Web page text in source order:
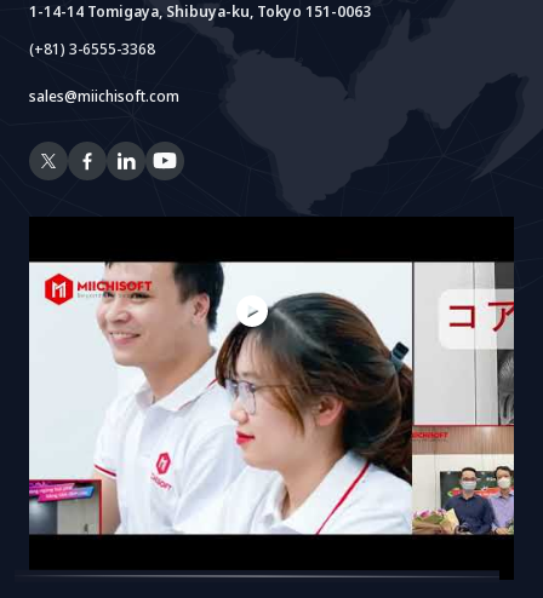
1-14-14 Tomigaya, Shibuya-ku, Tokyo 151-0063
(+81) 3-6555-3368
sales@miichisoft.com